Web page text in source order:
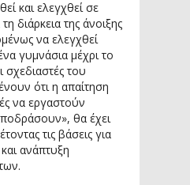
και ελεγχθεί σε
διάρκεια της άνοιξης
να ελεγχθεί
γυμνάσια μέχρι το
σχεδιαστές του
ότι η απαίτηση
να εργαστούν
θα έχει
τις βάσεις για
ανάπτυξη